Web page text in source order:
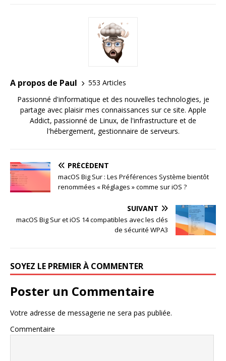
A propos de Paul
553 Articles
Passionné d'informatique et des nouvelles technologies, je
partage avec plaisir mes connaissances sur ce site. Apple
Addict, passionné de Linux, de l'infrastructure et de
l'hébergement, gestionnaire de serveurs.
PRÉCÉDENT
macOS Big Sur : Les Préférences Système bientôt
renommées « Réglages » comme sur iOS ?
SUIVANT
macOS Big Sur et iOS 14 compatibles avec les clés
de sécurité WPA3
SOYEZ LE PREMIER À COMMENTER
Poster un Commentaire
Votre adresse de messagerie ne sera pas publiée.
Commentaire